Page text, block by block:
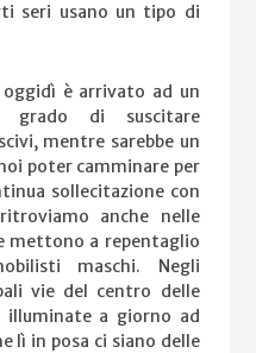
seri usano un tipo di
è arrivato ad un
di suscitare
mentre sarebbe un
poter camminare per
sollecitazione con
anche nelle
mettono a repentaglio
maschi. Negli
vie del centro delle
a giorno ad
lì in posa ci siano delle